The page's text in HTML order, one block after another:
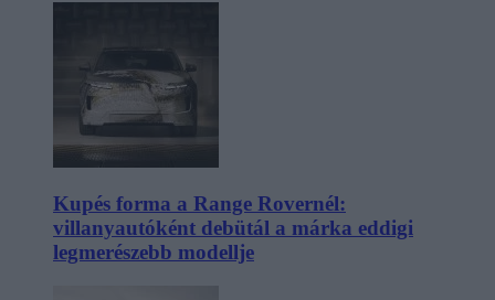
Kupés forma a Range Rovernél:
villanyautóként debütál a márka eddigi
legmerészebb modellje